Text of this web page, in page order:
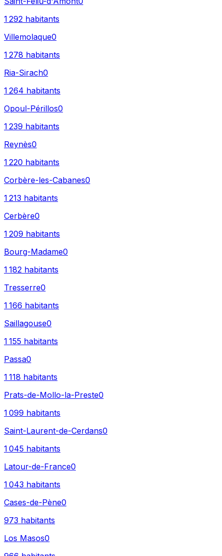
1 292 habitants
Villemolaque0
1 278 habitants
Ria-Sirach0
1 264 habitants
Opoul-Périllos0
1 239 habitants
Reynès0
1 220 habitants
Corbère-les-Cabanes0
1 213 habitants
Cerbère0
1 209 habitants
Bourg-Madame0
1 182 habitants
Tresserre0
1 166 habitants
Saillagouse0
1 155 habitants
Passa0
1 118 habitants
Prats-de-Mollo-la-Preste0
1 099 habitants
Saint-Laurent-de-Cerdans0
1 045 habitants
Latour-de-France0
1 043 habitants
Cases-de-Pène0
973 habitants
Los Masos0